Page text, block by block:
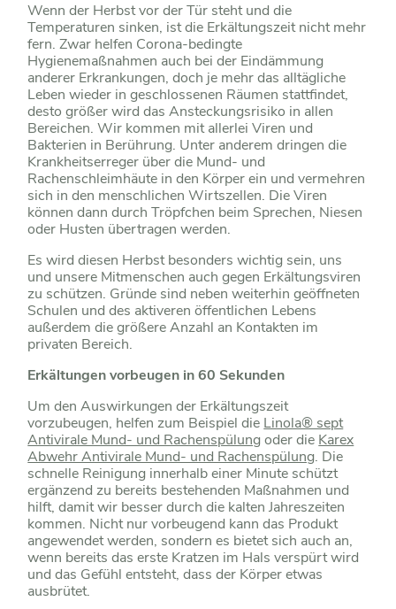
Wenn der Herbst vor der Tür steht und die
Temperaturen sinken, ist die Erkältungszeit nicht mehr
fern. Zwar helfen Corona-bedingte
Hygienemaßnahmen auch bei der Eindämmung
anderer Erkrankungen, doch je mehr das alltägliche
Leben wieder in geschlossenen Räumen stattfindet,
desto größer wird das Ansteckungsrisiko in allen
Bereichen. Wir kommen mit allerlei Viren und
Bakterien in Berührung. Unter anderem dringen die
Krankheitserreger über die Mund- und
Rachenschleimhäute in den Körper ein und vermehren
sich in den menschlichen Wirtszellen. Die Viren
können dann durch Tröpfchen beim Sprechen, Niesen
oder Husten übertragen werden.
Es wird diesen Herbst besonders wichtig sein, uns
und unsere Mitmenschen auch gegen Erkältungsviren
zu schützen. Gründe sind neben weiterhin geöffneten
Schulen und des aktiveren öffentlichen Lebens
außerdem die größere Anzahl an Kontakten im
privaten Bereich.
Erkältungen vorbeugen in 60 Sekunden
Um den Auswirkungen der Erkältungszeit
vorzubeugen, helfen zum Beispiel die Linola® sept
Antivirale Mund- und Rachenspülungoder die Karex
Abwehr Antivirale Mund- und Rachenspülung. Die
schnelle Reinigung innerhalb einer Minute schützt
ergänzend zu bereits bestehenden Maßnahmen und
hilft, damit wir besser durch die kalten Jahreszeiten
kommen. Nicht nur vorbeugend kann das Produkt
angewendet werden, sondern es bietet sich auch an,
wenn bereits das erste Kratzen im Hals verspürt wird
und das Gefühl entsteht, dass der Körper etwas
ausbrütet.